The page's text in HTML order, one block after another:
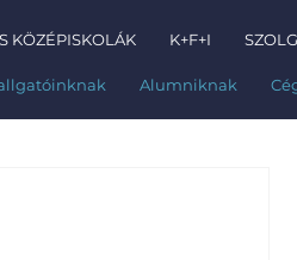
Alumniknak
KÖZÉPISKOLÁK K+F+I